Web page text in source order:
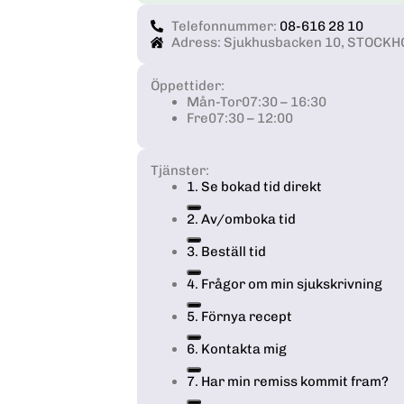
Telefonnummer: 08-616 28 10
Adress: Sjukhusbacken 10,
Öppettider:
Mån-Tor07:30 – 16:30
Fre07:30 – 12:00
Tjänster:
1. Se bokad tid direkt
2. Av/omboka tid
3. Beställ tid
4. Frågor om min sjukskrivning
5. Förnya recept
6. Kontakta mig
7. Har min remiss kommit fram?